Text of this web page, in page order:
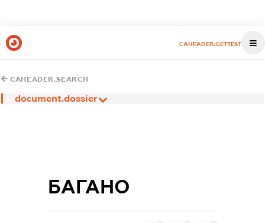
CAHEADER.GETTEST
CAHEADER.SEARCH
document.dossier
БАГАНО